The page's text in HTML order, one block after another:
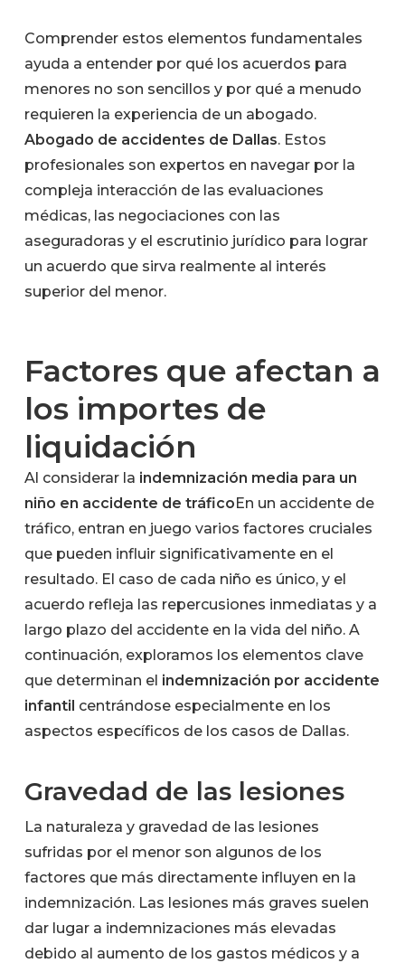
Comprender estos elementos fundamentales
ayuda a entender por qué los acuerdos para
menores no son sencillos y por qué a menudo
requieren la experiencia de un abogado.
Abogado de accidentes de Dallas. Estos
profesionales son expertos en navegar por la
compleja interacción de las evaluaciones
médicas, las negociaciones con las
aseguradoras y el escrutinio jurídico para lograr
un acuerdo que sirva realmente al interés
superior del menor.
Factores que afectan a
los importes de
liquidación
Al considerar la indemnización media para un
niño en accidente de tráficoEn un accidente de
tráfico, entran en juego varios factores cruciales
que pueden influir significativamente en el
resultado. El caso de cada niño es único, y el
acuerdo refleja las repercusiones inmediatas y a
largo plazo del accidente en la vida del niño. A
continuación, exploramos los elementos clave
que determinan el indemnización por accidente
infantil centrándose especialmente en los
aspectos específicos de los casos de Dallas.
Gravedad de las lesiones
La naturaleza y gravedad de las lesiones
sufridas por el menor son algunos de los
factores que más directamente influyen en la
indemnización. Las lesiones más graves suelen
dar lugar a indemnizaciones más elevadas
debido al aumento de los gastos médicos y a